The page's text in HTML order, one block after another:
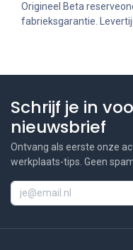
Origineel Beta
fabrieksgarantie.
Schrijf je in
nieuwsbrief
Ontvang als eerste onze
werkplaats-tips. Geen